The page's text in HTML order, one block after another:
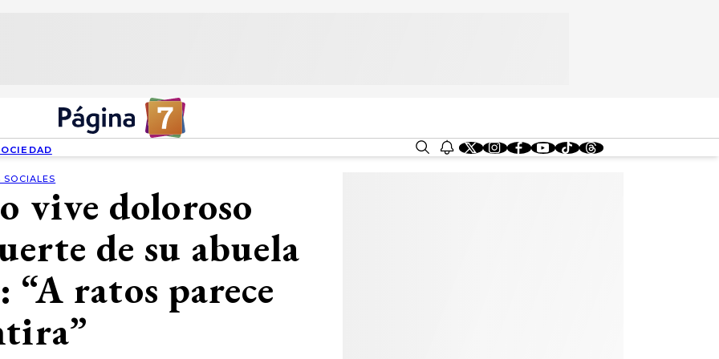
SOCIALES
vive doloroso
de su abuela
ratos parece